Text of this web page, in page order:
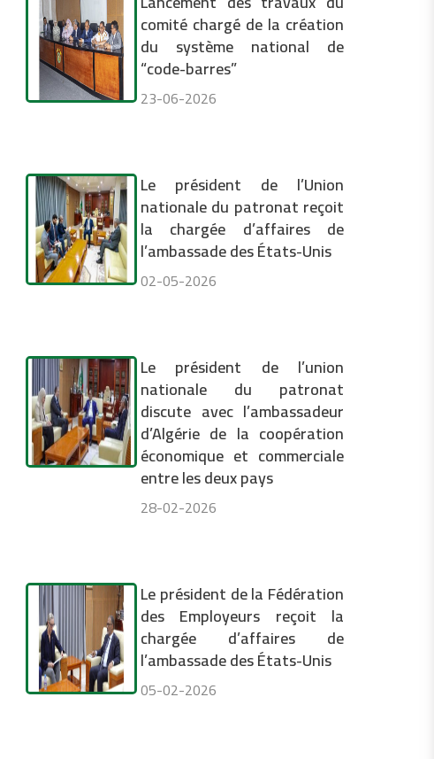
comité chargé de la création
du système national de
“code-barres”
23-06-2026
Le président de l’Union
nationale du patronat reçoit
la chargée d’affaires de
l’ambassade des États-Unis
02-05-2026
Le président de l’union
nationale du patronat
discute avec l’ambassadeur
d’Algérie de la coopération
économique et commerciale
entre les deux pays
28-02-2026
Le président de la Fédération
des Employeurs reçoit la
chargée d’affaires de
l’ambassade des États-Unis
05-02-2026